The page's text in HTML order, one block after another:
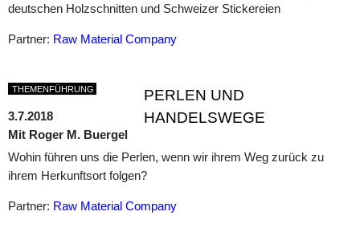
deutschen Holzschnitten und Schweizer Stickereien
Partner: Raw Material Company
PERLEN UND
HANDELSWEGE
THEMENFÜHRUNG
3.7.2018
Mit Roger M. Buergel
Wohin führen uns die Perlen, wenn wir ihrem Weg zurück zu
ihrem Herkunftsort folgen?
Partner: Raw Material Company